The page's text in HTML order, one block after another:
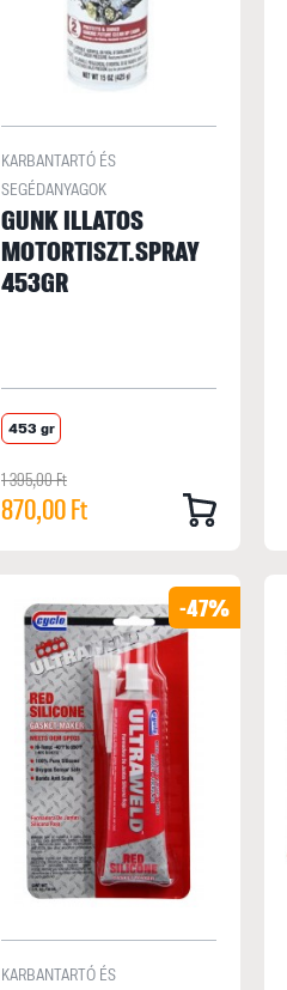
KARBANTARTÓ ÉS
SEGÉDANYAGOK
GUNK ILLATOS
MOTORTISZT.SPRAY
453GR
453 gr
1 395,00 Ft
870,00 Ft
-47%
KARBANTARTÓ ÉS